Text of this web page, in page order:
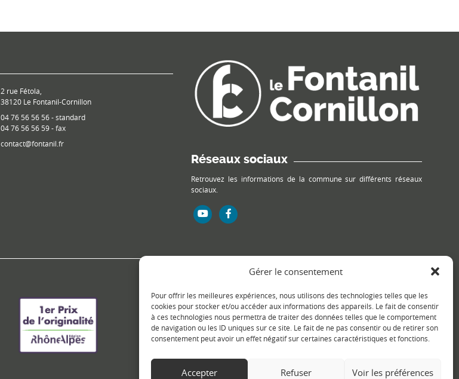
Gérer le consentement
Pour offrir les meilleures expériences, nous utilisons des technologies telles que les
cookies pour stocker et/ou accéder aux informations des appareils. Le fait de consentir
à ces technologies nous permettra de traiter des données telles que le comportement
de navigation ou les ID uniques sur ce site. Le fait de ne pas consentir ou de retirer son
consentement peut avoir un effet négatif sur certaines caractéristiques et fonctions.
Accepter Refuser Voir les préférences
2 rue Fétola,
38120 Le Fontanil-Cornillon
04 76 56 56 56 - standard
04 76 56 56 59 - fax
contact@fontanil.fr
Réseaux sociaux
Retrouvez les informations de la commune sur différents réseaux
sociaux.